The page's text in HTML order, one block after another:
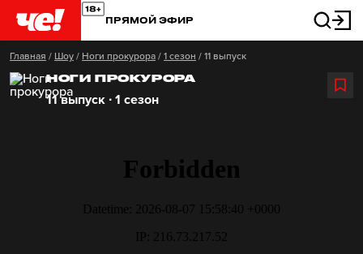
ПРЯМОЙ ЭФИР
Главная / Шоу / Ноги прокурора / 1 сезон / 11 выпуск
НОГИ ПРОКУРОРА
11 выпуск ∙ 1 сезон